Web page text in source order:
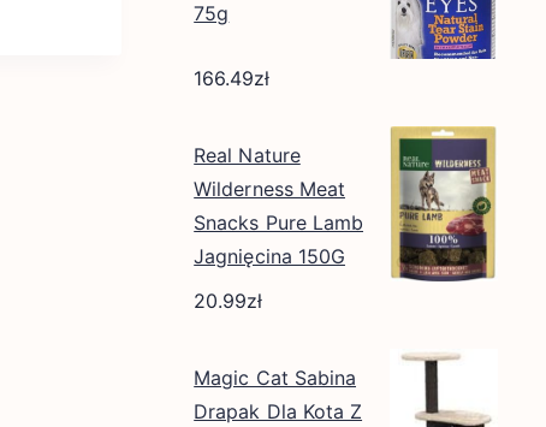
75g
166.49zł
Real Nature
Wilderness Meat
Snacks Pure Lamb
Jagnięcina 150G
20.99zł
Magic Cat Sabina
Drapak Dla Kota Z